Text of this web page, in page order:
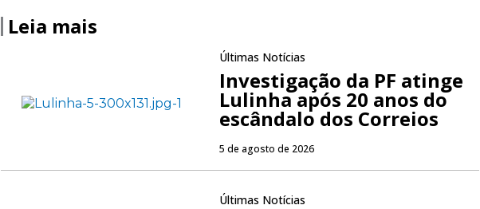
Leia mais
Últimas Notícias
Investigação da PF atinge
Lulinha após 20 anos do
escândalo dos Correios
5 de agosto de 2026
Últimas Notícias